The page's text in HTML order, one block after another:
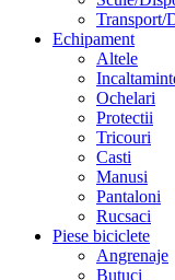
Transport/
Echipament
Altele
Ochelari
Protectii
Tricouri
Casti
Manusi
Pantaloni
Rucsaci
Piese biciclete
Angrenaje
Butuci